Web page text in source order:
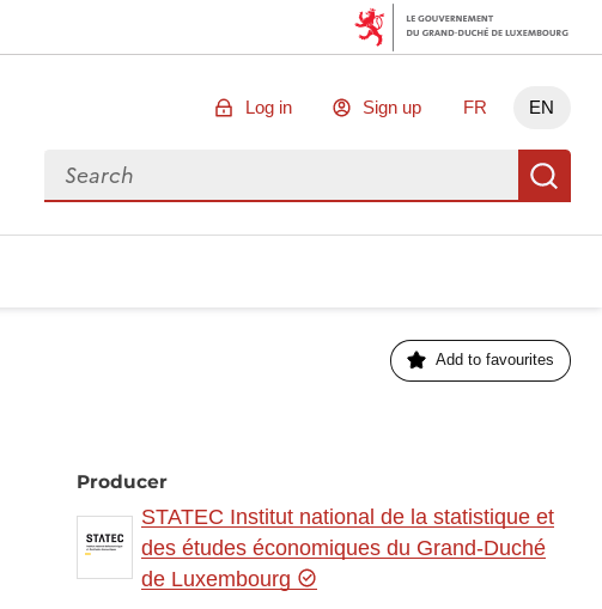
Log in Sign up FR EN
Search for data
Add to favourites
Producer
STATEC Institut national de la statistique et
des études économiques du Grand-Duché
de Luxembourg